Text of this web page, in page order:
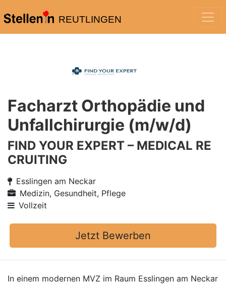
REUTLINGEN
Facharzt Orthopädie und
Unfallchirurgie (m/w/d)
FIND YOUR EXPERT – MEDICAL RE
CRUITING
Esslingen am Neckar
Medizin, Gesundheit, Pflege
Vollzeit
Jetzt Bewerben
In einem modernen MVZ im Raum Esslingen am Neckar